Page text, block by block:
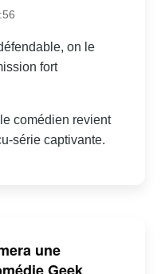
on le
fort
comédien revient
série captivante.
une